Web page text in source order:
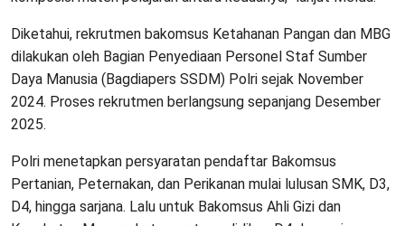
Diketahui, rekrutmen bakomsus Ketahanan Pangan dan MBG
dilakukan oleh Bagian Penyediaan Personel Staf Sumber
Daya Manusia (Bagdiapers SSDM) Polri sejak November
2024. Proses rekrutmen berlangsung sepanjang Desember
2025.
Polri menetapkan persyaratan pendaftar Bakomsus
Pertanian, Peternakan, dan Perikanan mulai lulusan SMK, D3,
D4, hingga sarjana. Lalu untuk Bakomsus Ahli Gizi dan